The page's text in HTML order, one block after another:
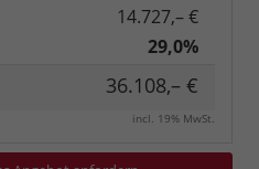
14.727,– €
29,0%
36.108,– €
incl. 19% MwSt.